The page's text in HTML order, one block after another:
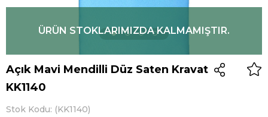
ÜRÜN STOKLARIMIZDA KALMAMIŞTIR.
Açık Mavi Mendilli Düz Saten Kravat
KK1140
Stok Kodu (KK1140)